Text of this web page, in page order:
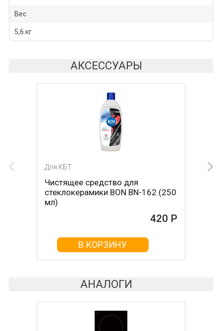
Вес
5,6 кг
АКСЕССУАРЫ
Для КБТ
Чистящее средство для
стеклокерамики BON BN-162 (250
мл)
420 Р
В КОРЗИНУ
Для КБТ
Скребок для ухода за
стеклокерамикой BON BN-603
В КОРЗИНУ
АНАЛОГИ